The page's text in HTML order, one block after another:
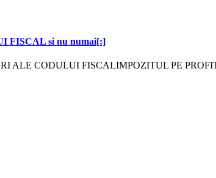
FISCAL si nu numai[:]
ALE CODULUI FISCALIMPOZITUL PE